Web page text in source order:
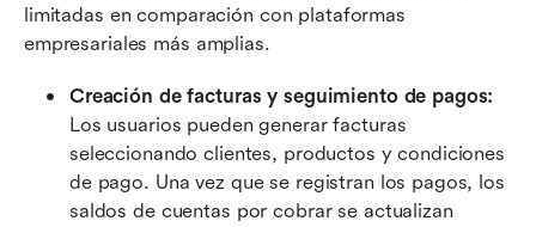
limitadas en comparación con plataformas
empresariales más amplias.
Los usuarios pueden generar facturas
seleccionando clientes, productos y condiciones
de pago. Una vez que se registran los pagos, los
saldos de cuentas por cobrar se actualizan